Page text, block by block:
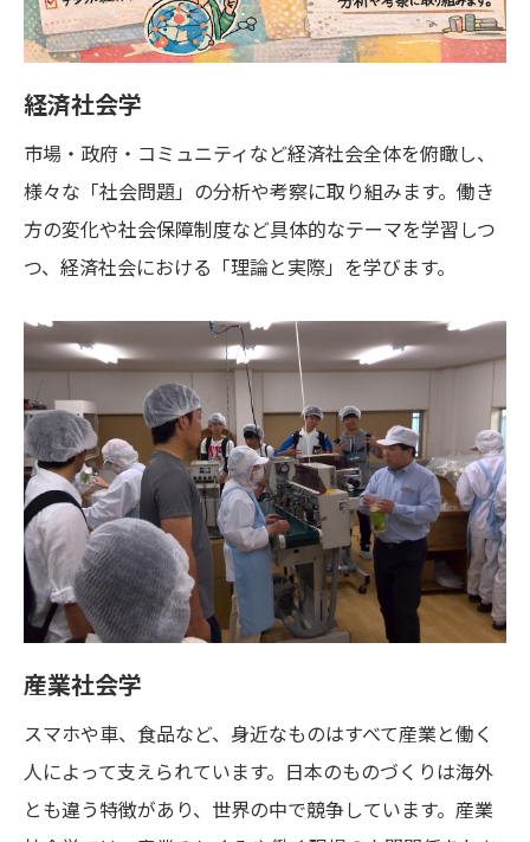
経済社会学
市場・政府・コミュニティなど経済社会全体を俯瞰し、
様々な「社会問題」の分析や考察に取り組みます。働き
方の変化や社会保障制度など具体的なテーマを学習しつ
つ、経済社会における「理論と実際」を学びます。
産業社会学
スマホや車、食品など、身近なものはすべて産業と働く
人によって支えられています。日本のものづくりは海外
とも違う特徴があり、世界の中で競争しています。産業